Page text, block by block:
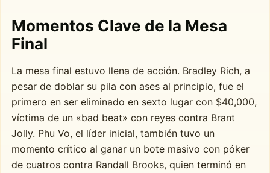
Momentos Clave de la Mesa
Final
La mesa final estuvo llena de acción. Bradley Rich, a
pesar de doblar su pila con ases al principio, fue el
primero en ser eliminado en sexto lugar con $40,000,
víctima de un «bad beat» con reyes contra Brant
Jolly. Phu Vo, el líder inicial, también tuvo un
momento crítico al ganar un bote masivo con póker
de cuatros contra Randall Brooks, quien terminó en